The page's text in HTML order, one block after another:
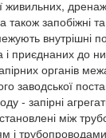
живильних,
також запобіжні
внутрішні
і приєднаних до
органів
заводської
- запірні
між
і